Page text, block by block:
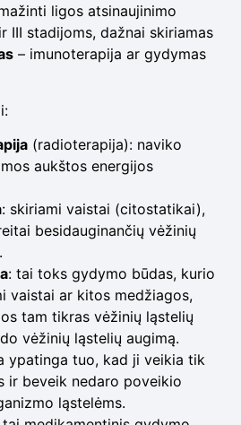
ligos atsinaujinimo
III stadijoms, dažnai skiriamas
– imunoterapija ar gydymas
(radioterapija): naviko
aukštos energijos
: skiriami vaistai (citostatikai),
besidauginančių vėžinių
: tai toks gydymo būdas, kurio
vaistai ar kitos medžiagos,
tam tikras vėžinių ląstelių
vėžinių ląstelių augimą.
ypatinga tuo, kad ji veikia tik
ir beveik nedaro poveikio
ląstelėms.